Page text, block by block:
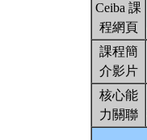
Ceiba 課
程網頁
課程簡
介影片
核心能
力關聯